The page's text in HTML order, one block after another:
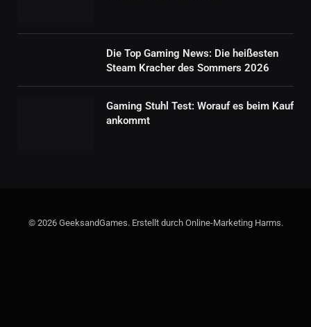
Die Top Gaming News: Die heißesten
Steam Kracher des Sommers 2026
Gaming Stuhl Test: Worauf es beim Kauf
ankommt
© 2026 GeeksandGames. Erstellt durch Online-Marketing Harms.